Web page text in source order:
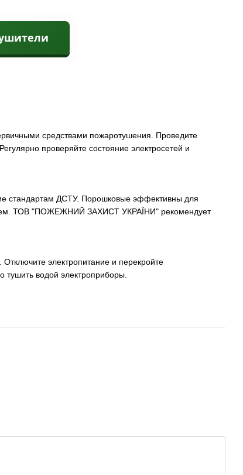
средствами пожаротушения. Проведите
проверяйте состояние электросетей и
стандартам ДСТУ. Порошковые эффективны для
ТОВ "ПОЖЕЖНИЙ ЗАХИСТ УКРАЇНИ" рекомендует
электропитание и перекройте
тушить водой электроприборы.